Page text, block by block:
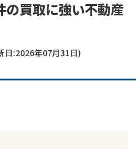
不動産リースバック
の買取に強い不動産
日:2026年07月31日)